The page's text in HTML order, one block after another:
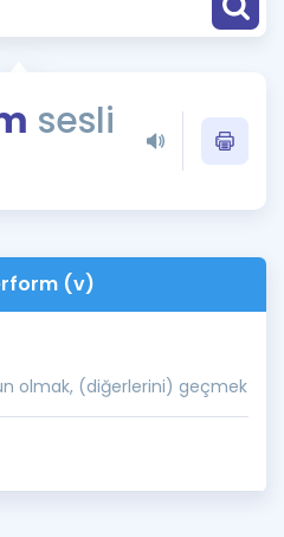
sesli
(v)
olmak, (diğerlerini) geçmek